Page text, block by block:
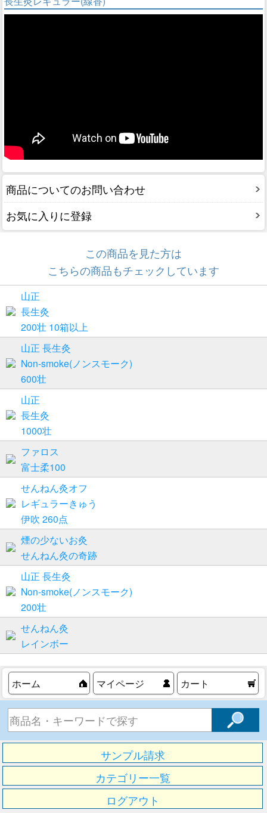
商品についてのお問い合わせ
お気に入りに登録
この商品を見た方は
こちらの商品もチェックしています
山正
長生灸
200壮 10箱以上
山正 長生灸
Non-smoke(ノンスモーク)
600壮
山正
長生灸
1000壮
ファロス
富士柔100
せんねん灸オフ
レギュラーきゅう
伊吹 260点
煙の少ないお灸
せんねん灸の奇跡
山正 長生灸
Non-smoke(ノンスモーク)
200壮
せんねん灸
レインボー
ホーム マイページ カート
サンプル請求
カテゴリー一覧
ログアウト